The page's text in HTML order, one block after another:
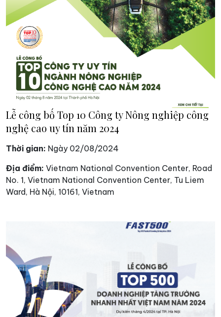
Lễ công bố Top 10 Công ty Nông nghiệp công
nghệ cao uy tín năm 2024
Thời gian: Ngày 02/08/2024
Địa điểm: Vietnam National Convention Center, Road
No. 1, Vietnam National Convention Center, Tu Liem
Ward, Hà Nội, 10161, Vietnam